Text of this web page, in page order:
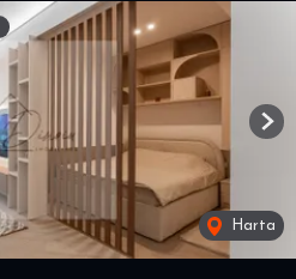
Harta